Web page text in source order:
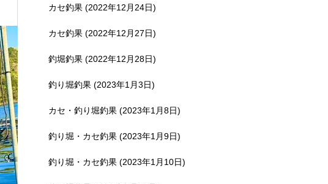
カセ釣果 (2022年12月24日)
カセ釣果 (2022年12月27日)
釣堀釣果 (2022年12月28日)
釣り堀釣果 (2023年1月3日)
カセ・釣り堀釣果 (2023年1月8日)
釣り堀・カセ釣果 (2023年1月9日)
釣り堀・カセ釣果 (2023年1月10日)